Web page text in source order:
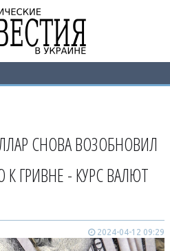
СНОВА ВОЗОБНОВИЛ
ГРИВНЕ - КУРС ВАЛЮТ
2024-04-12 09:29